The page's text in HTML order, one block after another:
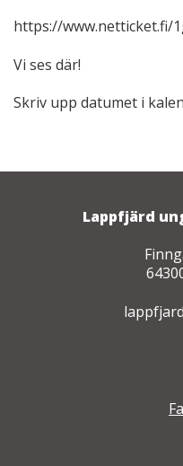
https://www.netticket.fi/
Vi ses där!
Skriv upp datumet i
Lappfjärd